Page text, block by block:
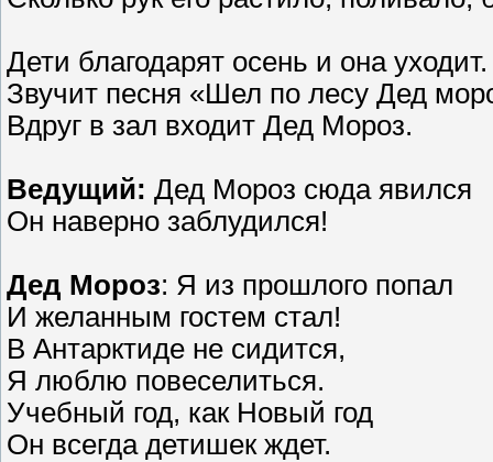
Дети благодарят осень и она уходит.
Звучит песня «Шел по лесу Дед
Вдруг в зал входит Дед Мороз.
Ведущий: Дед Мороз сюда явился
Он наверно заблудился!
Дед Мороз: Я из прошлого попал
И желанным гостем стал!
В Антарктиде не сидится,
Я люблю повеселиться.
Учебный год, как Новый год
Он всегда детишек ждет.